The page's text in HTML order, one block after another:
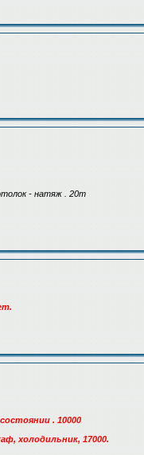
- натяж . 20т
. 10000
холодильник, 17000.